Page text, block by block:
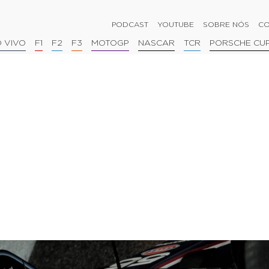
PODCAST YOUTUBE SOBRE NÓS
VIVO F1 F2 F3 MOTOGP NASCAR TCR PORSCHE